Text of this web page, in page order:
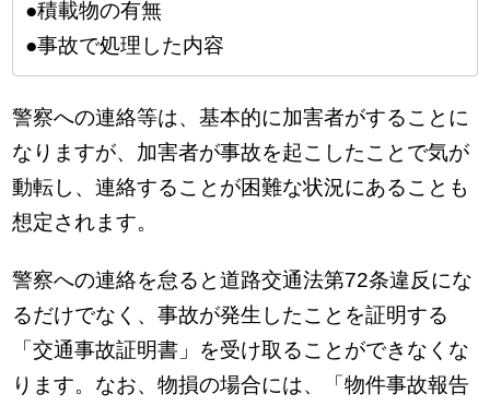
●積載物の有無
●事故で処理した内容
警察への連絡等は、基本的に加害者がすることに
なりますが、加害者が事故を起こしたことで気が
動転し、連絡することが困難な状況にあることも
想定されます。
警察への連絡を怠ると道路交通法第72条違反にな
るだけでなく、事故が発生したことを証明する
「交通事故証明書」を受け取ることができなくな
ります。なお、物損の場合には、「物件事故報告